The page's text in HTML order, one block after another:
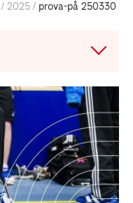
2025 prova-på 250330